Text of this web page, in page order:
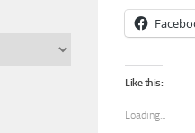
Like this:
Loading...